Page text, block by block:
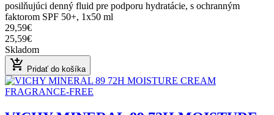
posilňujúci denný fluid pre podporu hydratácie, s ochranným
faktorom SPF 50+, 1x50 ml
29,59€
25,59€
Skladom
add_shopping_cart Pridať do košíka